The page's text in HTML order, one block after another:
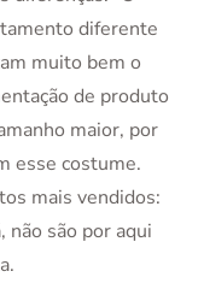
diferente
muito bem o
de produto
maior, por
esse costume.
mais vendidos:
não são por aqui